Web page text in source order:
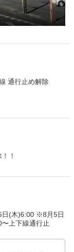
通行止め解除
！
日(木)6:00 ※8月5日
上下線通行止